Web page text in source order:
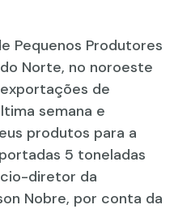
Pequenos Produtores
Norte, no noroeste
de
semana e
produtos para a
5 toneladas
diretor da
Nobre, por conta da